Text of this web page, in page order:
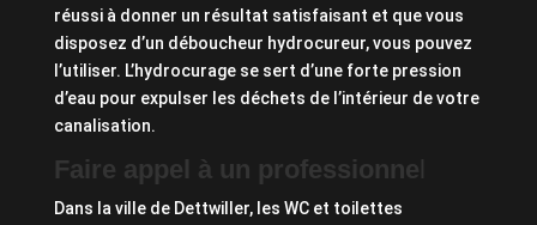
réussi à donner un résultat satisfaisant et que vous
disposez d’un déboucheur hydrocureur, vous pouvez
l’utiliser. L’hydrocurage se sert d’une forte pression
d’eau pour expulser les déchets de l’intérieur de votre
canalisation.
Faire appel à un professionnel
Dans la ville de Dettwiller, les WC et toilettes